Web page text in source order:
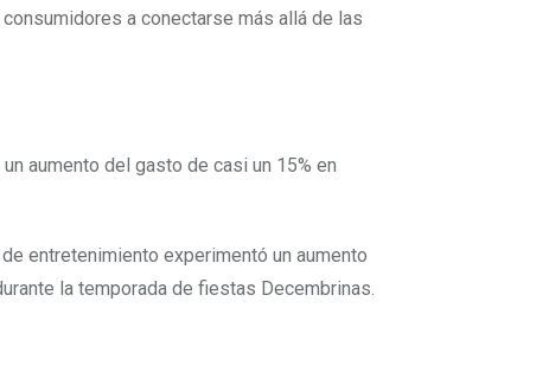
a conectarse más allá de las
aumento del gasto de casi un 15% en
entretenimiento experimentó un aumento
la temporada de fiestas Decembrinas.